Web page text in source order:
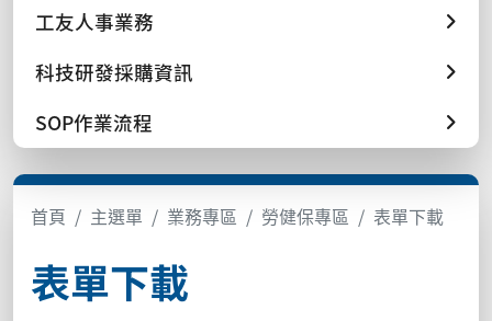
工友人事業務
科技研發採購資訊
SOP作業流程
首頁 主選單 業務專區 勞健保專區 表單下載
表單下載